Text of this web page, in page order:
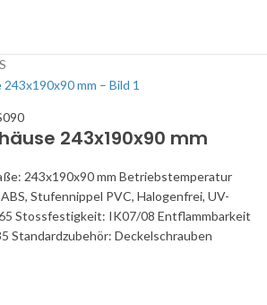
243x190x90 mm
243x190x90 mm Betriebstemperatur
Stufennippel PVC, Halogenfrei, UV-
Stossfestigkeit: IK07/08 Entflammbarkeit
Standardzubehör: Deckelschrauben